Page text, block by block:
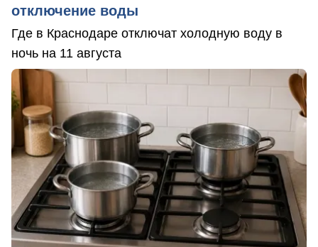
отключение воды
Где в Краснодаре отключат холодную воду в
ночь на 11 августа